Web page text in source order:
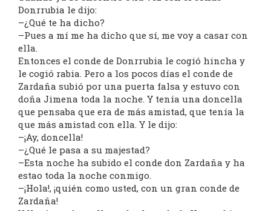
Donrrubia le dijo:
–¿Qué te ha dicho?
–Pues a mí me ha dicho que sí, me voy a casar con
ella.
Entonces el conde de Donrrubia le cogió hincha y
le cogió rabia. Pero a los pocos días el conde de
Zardaña subió por una puerta falsa y estuvo con
doña Jimena toda la noche. Y tenía una doncella
que pensaba que era de más amistad, que tenía la
que más amistad con ella. Y le dijo:
–¡Ay, doncella!
–¿Qué le pasa a su majestad?
–Esta noche ha subido el conde don Zardaña y ha
estao toda la noche conmigo.
–¡Hola!, ¡quién como usted, con un gran conde de
Zardaña!